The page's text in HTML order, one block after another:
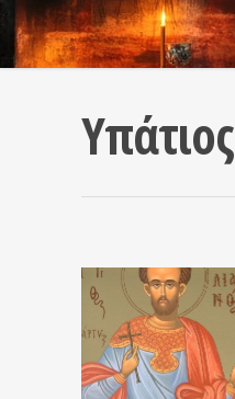
Υπάτιος